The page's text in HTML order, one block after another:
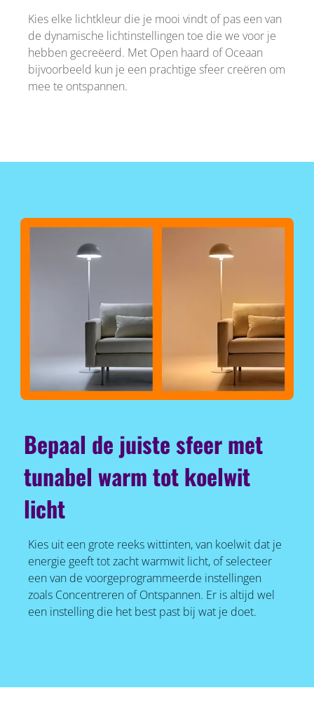
Kies elke lichtkleur die je mooi vindt of pas een van
de dynamische lichtinstellingen toe die we voor je
hebben gecreëerd. Met Open haard of Oceaan
bijvoorbeeld kun je een prachtige sfeer creëren om
mee te ontspannen.
Bepaal de juiste sfeer met
tunabel warm tot koelwit
licht
Kies uit een grote reeks wittinten, van koelwit dat je
energie geeft tot zacht warmwit licht, of selecteer
een van de voorgeprogrammeerde instellingen
zoals Concentreren of Ontspannen. Er is altijd wel
een instelling die het best past bij wat je doet.